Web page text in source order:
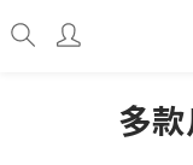
多